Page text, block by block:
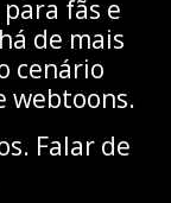
fãs e
de mais
cenário
webtoons.
Falar de